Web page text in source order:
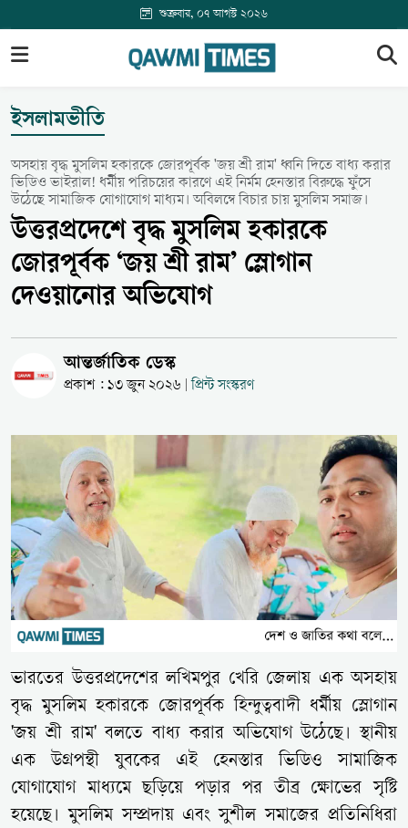
শুক্রবার, ০৭ আগস্ট ২০২৬
ইসলামভীতি
অসহায় বৃদ্ধ মুসলিম হকারকে জোরপূর্বক 'জয় শ্রী রাম' ধ্বনি দিতে বাধ্য করার
ভিডিও ভাইরাল! ধর্মীয় পরিচয়ের কারণে এই নির্মম হেনস্তার বিরুদ্ধে ফুঁসে
উঠেছে সামাজিক যোগাযোগ মাধ্যম। অবিলম্বে বিচার চায় মুসলিম সমাজ।
উত্তরপ্রদেশে বৃদ্ধ মুসলিম হকারকে
জোরপূর্বক ‘জয় শ্রী রাম’ স্লোগান
দেওয়ানোর অভিযোগ
আন্তর্জাতিক ডেস্ক
প্রকাশ : ১৩ জুন ২০২৬ প্রিন্ট সংস্করণ
ভারতের উত্তরপ্রদেশের লখিমপুর খেরি জেলায় এক অসহায়
বৃদ্ধ মুসলিম হকারকে জোরপূর্বক হিন্দুত্ববাদী ধর্মীয় স্লোগান
'জয় শ্রী রাম' বলতে বাধ্য করার অভিযোগ উঠেছে। স্থানীয়
এক উগ্রপন্থী যুবকের এই হেনস্তার ভিডিও সামাজিক
যোগাযোগ মাধ্যমে ছড়িয়ে পড়ার পর তীব্র ক্ষোভের সৃষ্টি
হয়েছে। মুসলিম সম্প্রদায় এবং সুশীল সমাজের প্রতিনিধিরা